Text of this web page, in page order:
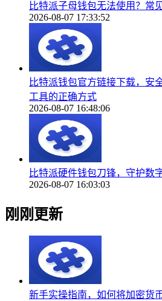
比特派子母钱包无法使用？常
2026-08-07 17:33:52
比特派钱包官方链接下载，安
工具的正确方式
2026-08-07 16:48:06
比特派硬件钱包刀锋，守护数
2026-08-07 16:03:03
刚刚更新
新手实操指南，如何将加密货